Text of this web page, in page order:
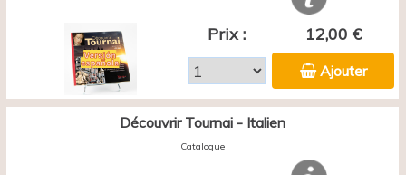
Prix : 12,00 €
Ajouter
Découvrir Tournai - Italien
Catalogue